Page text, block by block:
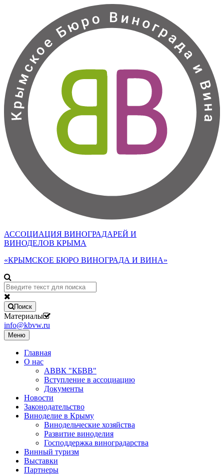
АССОЦИАЦИЯ ВИНОГРАДАРЕЙ И
ВИНОДЕЛОВ КРЫМА
«КРЫМСКОЕ БЮРО ВИНОГРАДА И ВИНА»
Поиск
Материалы
info@kbvw.ru
Меню
Главная
О нас
АВВК "КБВВ"
Вступление в ассоциацию
Документы
Новости
Законодательство
Виноделие в Крыму
Винодельческие хозяйства
Развитие виноделия
Господдержка виноградарства
Винный туризм
Выставки
Партнеры